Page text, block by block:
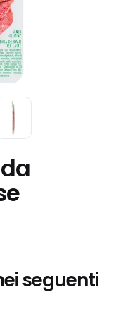
seguenti